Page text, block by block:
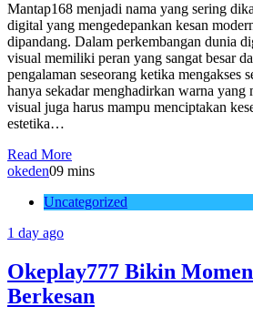
Mantap168 menjadi nama yang sering
digital yang mengedepankan kesan
dipandang. Dalam perkembangan dunia
visual memiliki peran yang sangat besar
pengalaman seseorang ketika mengakses
hanya sekadar menghadirkan warna yang
visual juga harus mampu menciptakan
estetika…
Read More
okeden09 mins
Uncategorized
1 day ago
Okeplay777 Bikin
Berkesan